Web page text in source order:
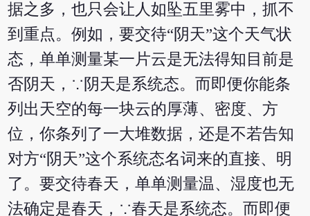
据之多，也只会让人如坠五里雾中，抓不
到重点。例如，要交待“阴天”这个天气状
态，单单测量某一片云是无法得知目前是
否阴天，∵阴天是系统态。而即便你能条
列出天空的每一块云的厚薄、密度、方
位，你条列了一大堆数据，还是不若告知
对方“阴天”这个系统态名词来的直接、明
了。要交待春天，单单测量温、湿度也无
法确定是春天，∵春天是系统态。而即便